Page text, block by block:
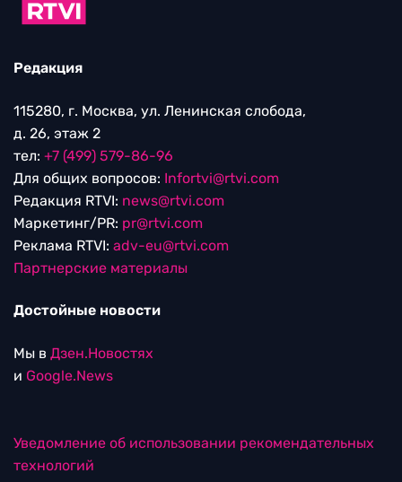
Редакция
115280, г. Москва, ул. Ленинская слобода,
д. 26, этаж 2
тел: +7 (499) 579-86-96
Для общих вопросов: Infortvi@rtvi.com
Редакция RTVI: news@rtvi.com
Маркетинг/PR: pr@rtvi.com
Реклама RTVI: adv-eu@rtvi.com
Партнерские материалы
Достойные новости
Мы в Дзен.Новостях
и Google.News
Уведомление об использовании рекомендательных
технологий